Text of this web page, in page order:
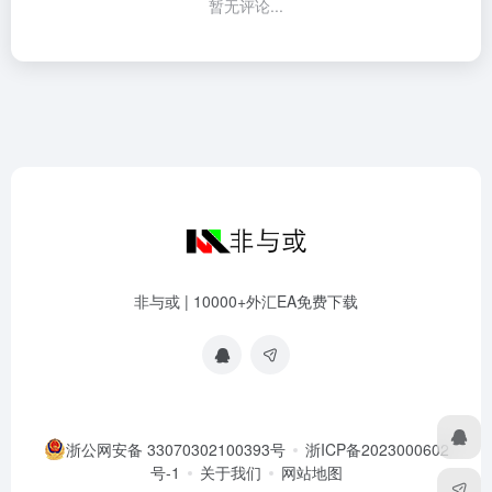
暂无评论...
非与或 | 10000+外汇EA免费下载
浙公网安备 33070302100393号
浙ICP备2023000602
号-1
关于我们 网站地图